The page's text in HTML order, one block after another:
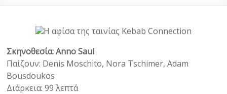
Σκηνοθεσία: Anno Saul
Παίζουν: Denis Moschito, Nora Tschimer, Adam
Bousdoukos
Διάρκεια: 99 λεπτά